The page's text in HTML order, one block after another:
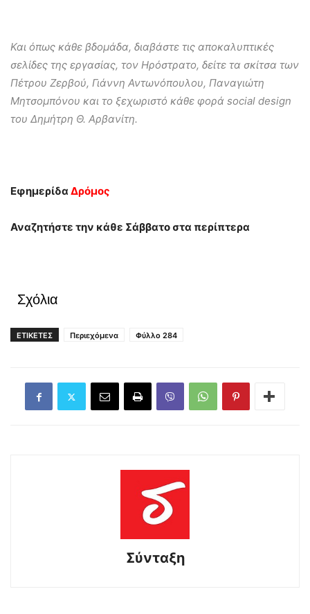
Και όπως κάθε βδομάδα, διαβάστε τις αποκαλυπτικές
σελίδες της εργασίας, τον Ηρόστρατο, δείτε τα σκίτσα των
Πέτρου Ζερβού, Γιάννη Αντωνόπουλου, Παναγιώτη
Μητσομπόνου και το ξεχωριστό κάθε φορά social design
του Δημήτρη Θ. Αρβανίτη.
Εφημερίδα Δρόμος
Αναζητήστε την κάθε Σάββατο στα περίπτερα
Σχόλια
ΕΤΙΚΕΤΕΣ Περιεχόμενα Φύλλο 284
Σύνταξη